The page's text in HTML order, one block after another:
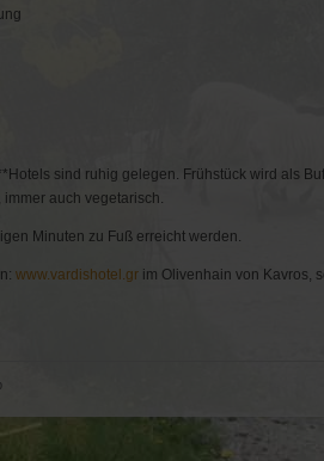
sind ruhig gelegen. Frühstück wird als
auch vegetarisch.
Minuten zu Fuß erreicht werden.
www.vardishotel.gr im Olivenhain von Kavros,